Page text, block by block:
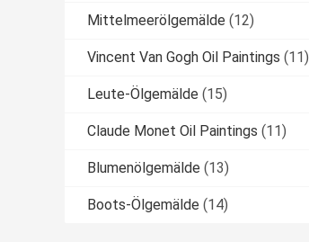
Mittelmeerölgemälde (12)
Vincent Van Gogh Oil Paintings (11)
Leute-Ölgemälde (15)
Claude Monet Oil Paintings (11)
Blumenölgemälde (13)
Boots-Ölgemälde (14)